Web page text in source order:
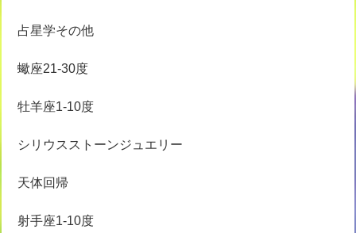
占星学その他
蠍座21-30度
牡羊座1-10度
シリウスストーンジュエリー
天体回帰
射手座1-10度